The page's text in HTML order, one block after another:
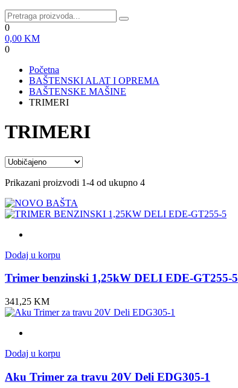
0
0,00 KM
0
Početna
BAŠTENSKI ALAT I OPREMA
BAŠTENSKE MAŠINE
TRIMERI
TRIMERI
Prikazani proizvodi 1-4 od ukupno 4
Dodaj u korpu
Trimer benzinski 1,25kW DELI EDE-GT255-5
341,25 KM
Dodaj u korpu
Aku Trimer za travu 20V Deli EDG305-1